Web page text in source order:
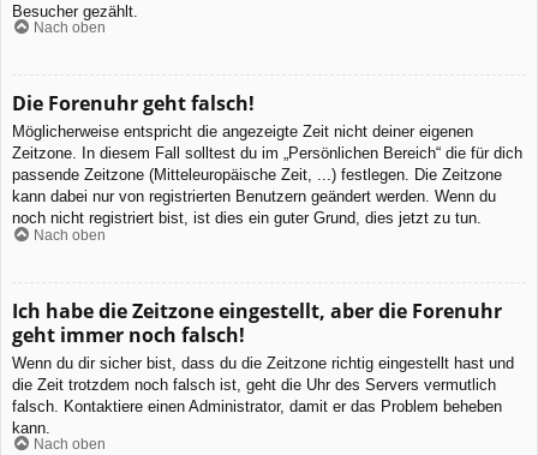
Besucher gezählt.
Nach oben
Die Forenuhr geht falsch!
Möglicherweise entspricht die angezeigte Zeit nicht deiner eigenen
Zeitzone. In diesem Fall solltest du im „Persönlichen Bereich“ die für dich
passende Zeitzone (Mitteleuropäische Zeit, ...) festlegen. Die Zeitzone
kann dabei nur von registrierten Benutzern geändert werden. Wenn du
noch nicht registriert bist, ist dies ein guter Grund, dies jetzt zu tun.
Nach oben
Ich habe die Zeitzone eingestellt, aber die Forenuhr
geht immer noch falsch!
Wenn du dir sicher bist, dass du die Zeitzone richtig eingestellt hast und
die Zeit trotzdem noch falsch ist, geht die Uhr des Servers vermutlich
falsch. Kontaktiere einen Administrator, damit er das Problem beheben
kann.
Nach oben